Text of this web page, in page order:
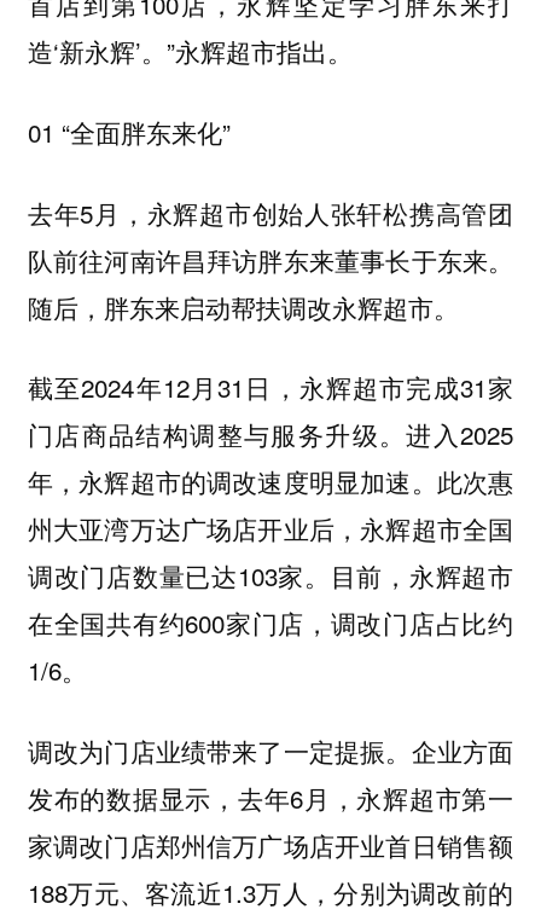
造‘新永辉’。”永辉超市指出。
01 “全面胖东来化”
去年5月，永辉超市创始人张轩松携高管团
队前往河南许昌拜访胖东来董事长于东来。
随后，胖东来启动帮扶调改永辉超市。
截至2024年12月31日，永辉超市完成31家
门店商品结构调整与服务升级。进入2025
年，永辉超市的调改速度明显加速。此次惠
州大亚湾万达广场店开业后，永辉超市全国
调改门店数量已达103家。目前，永辉超市
在全国共有约600家门店，调改门店占比约
1/6。
调改为门店业绩带来了一定提振。企业方面
发布的数据显示，去年6月，永辉超市第一
家调改门店郑州信万广场店开业首日销售额
188万元、客流近1.3万人，分别为调改前的